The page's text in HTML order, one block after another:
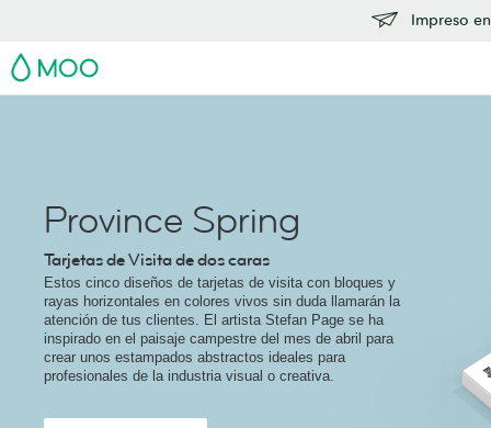
Impreso
MOO
Province Spring
Tarjetas de Visita de dos caras
Estos cinco diseños de tarjetas de visita con bloques y
rayas horizontales en colores vivos sin duda llamarán la
atención de tus clientes. El artista Stefan Page se ha
inspirado en el paisaje campestre del mes de abril para
crear unos estampados abstractos ideales para
profesionales de la industria visual o creativa.